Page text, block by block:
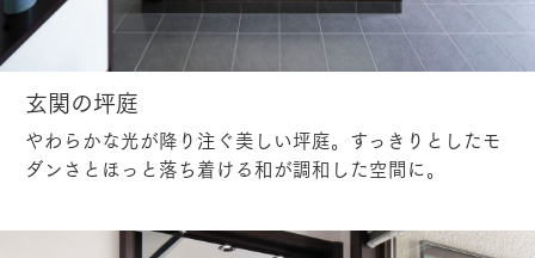
玄関の坪庭
やわらかな光が降り注ぐ美しい坪庭。すっきりとしたモ
ダンさとほっと落ち着ける和が調和した空間に。